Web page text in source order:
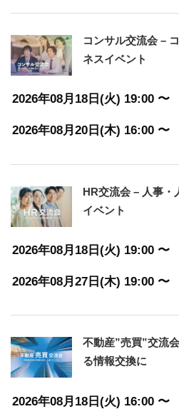
コンサル交流会 –
ネスイベント
2026年08月18日(火) 19:00 〜
2026年08月20日(木) 16:00 〜
HR交流会 – 人事・
イベント
2026年08月18日(火) 19:00 〜
2026年08月27日(木) 19:00 〜
不動産”売買”交流
る情報交換に
2026年08月18日(火) 16:00 〜